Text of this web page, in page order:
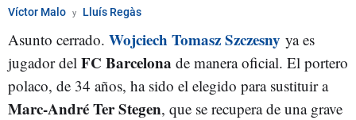
Víctor Malo Lluís Regàs
Asunto cerrado. Wojciech Tomasz Szczesny ya es
jugador del FC Barcelona de manera oficial. El portero
polaco, de 34 años, ha sido el elegido para sustituir a
Marc-André Ter Stegen, que se recupera de una grave